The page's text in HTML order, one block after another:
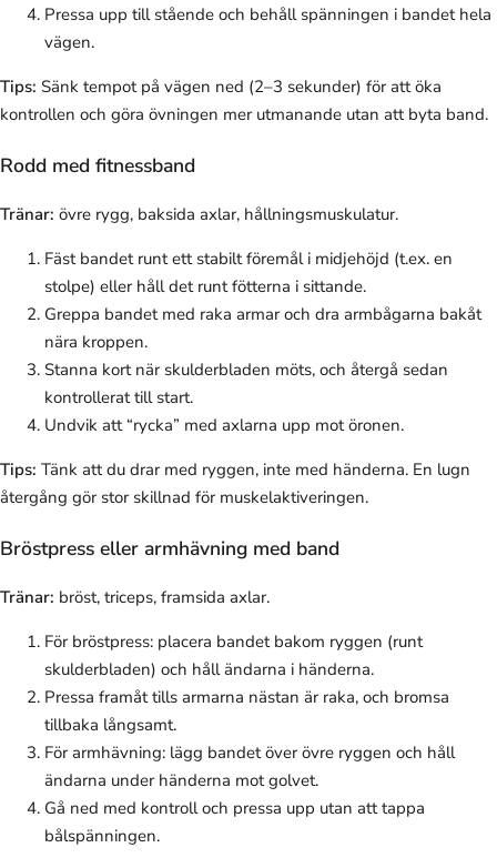
Pressa upp till stående och behåll spänningen i bandet hela
vägen.
Tips: Sänk tempot på vägen ned (2–3 sekunder) för att öka
kontrollen och göra övningen mer utmanande utan att byta band.
Rodd med fitnessband
Tränar: övre rygg, baksida axlar, hållningsmuskulatur.
Fäst bandet runt ett stabilt föremål i midjehöjd (t.ex. en
stolpe) eller håll det runt fötterna i sittande.
Greppa bandet med raka armar och dra armbågarna bakåt
nära kroppen.
Stanna kort när skulderbladen möts, och återgå sedan
kontrollerat till start.
Undvik att “rycka” med axlarna upp mot öronen.
Tips: Tänk att du drar med ryggen, inte med händerna. En lugn
återgång gör stor skillnad för muskelaktiveringen.
Bröstpress eller armhävning med band
Tränar: bröst, triceps, framsida axlar.
För bröstpress: placera bandet bakom ryggen (runt
skulderbladen) och håll ändarna i händerna.
Pressa framåt tills armarna nästan är raka, och bromsa
tillbaka långsamt.
För armhävning: lägg bandet över övre ryggen och håll
ändarna under händerna mot golvet.
Gå ned med kontroll och pressa upp utan att tappa
bålspänningen.